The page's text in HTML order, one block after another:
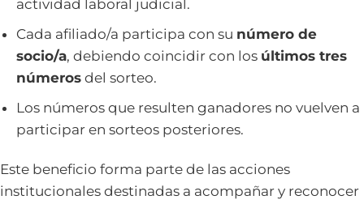
actividad laboral judicial.
Cada afiliado/a participa con su número de
socio/a, debiendo coincidir con los últimos tres
números del sorteo.
Los números que resulten ganadores no vuelven a
participar en sorteos posteriores.
Este beneficio forma parte de las acciones
institucionales destinadas a acompañar y reconocer